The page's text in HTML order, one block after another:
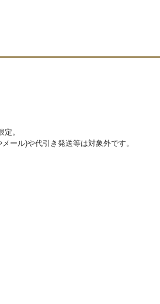
。
ール)や代引き発送等は対象外です。